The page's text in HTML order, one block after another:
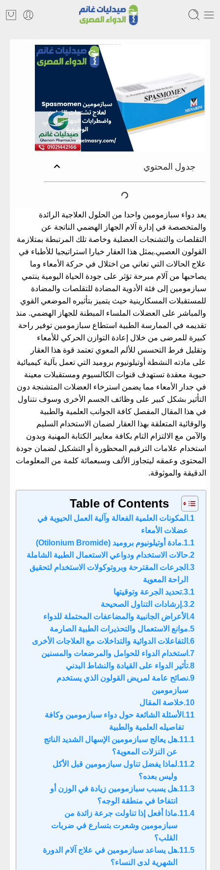
جدول المحتوي
يعد دواء سبازمومين واحدا من الحلول العلاجية الرائدة
والمتخصصة في إدارة آلام الجهاز الهضمي الناتجة عن
التقلصات والتشنجات العضلية وخاصة تلك المرتبطة بمتلازمة
القولون العصبي.يمثل هذا العقار خيارا استراتيجيا للأطباء في
علاج الحالات التي تعاني من اختلال في حركة الأمعاء وما
يصاحبها من آلام مبرحة تؤثر على جودة الحياة اليومية ينتمي
سبازمومين إلى فئة الأدوية المضادة للتقلصات والمضادة
للمستقبلات المسكارينية حيث يتميز بتأثيره الموضعي القوي
والمباشر على العضلات الملساء المبطنة للجهاز الهضمي. منذ
تقديمه في الممارسة الطبية استطاع سبازمومين توفير راحة
كبيرة للمرضى من خلال إعادة التوازن الحركي للأمعاء
وتقليل فرط التحسس للألم المعوي تعتمد قوة هذا العقار
على مادته النشطة أوتیلونيوم بروميد التي تعمل بآلية كيميائية
حيوية معقدة تستهدف قنوات الكالسيوم ومستقبلات معينة
في جدار الأمعاء مما يضمن استرخاء العضلات المتشنجة دون
التأثير بشكل كبير على وظائف الجسم الأخرى وسوف نتناول
في هذا المقال المفصل كافة الجوانب العلمية والطبية
والوقائية المتعلقة بهذا العقار لضمان الاستخدام السليم
والآمن مع الالتزام التام بكافة معايير الكتابة المهنية وبدون
استخدام علامات الترقيم المحظورة أو التشكيل لضمان جودة
المحتوى وعمقه ليتجاوز الألف وسبعمائة كلمة من المعلومات
الدقيقة والموثوقة.
Table of Contents
المكونات العلمية الفعالة وآلية العمل الحيوية في
عضلات الأمعاء
مادة أوتيلونيوم بروميد (Otilonium Bromide)
حالات الاستخدام ودواعي الاستعمال الطبية الشاملة
الجرعات المقترحة وبروتوكولات الاستخدام لتحقيق
الراحة المعوية
تحديد الجرعة وتوقيتها
إرشادات التناول الصحيحة
الأعراض الجانبية والمضاعفات المحتملة للدواء
موانع الاستعمال والتحذيرات الطبية الصارمة
التفاعلات الدوائية والتداخلات مع العلاجات الأخرى
استخدام الدواء للحوامل والمرضعات والمسنين
تأثير الدواء على القيادة والنشاط البدني
نصائح عامة لمريض القولون الذي يستخدم
سبازمومين
خلاصة المقال
الأسئلة الشائعة حول دواء سبازمومين وكافة
تفاصيله العلمية والطبية
هل يعالج سبازمومين الإسهال الشديد الناتج
عن النزلات المعوية؟
لماذا يفضل تناول سبازمومين قبل الأكل
وليس بعده؟
هل يسبب سبازمومين زيادة في الوزن أو
انتفاخا في منطقة الوجه؟
ماذا أفعل إذا تناولت جرعة زائدة من
سبازمومين وشعرت بتسارع في ضربات
القلب؟
هل يساعد سبازمومين في علاج آلام الدورة
الشهرية لدى النساء؟